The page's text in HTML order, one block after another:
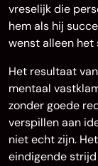
vreselijk die
hem als hij
wenst alleen het
Het resultaat
mentaal
zonder goede
verspillen aan
niet echt zijn.
eindigende